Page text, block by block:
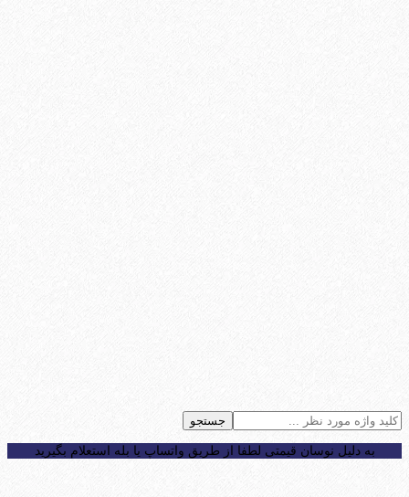
جستجو
به دلیل نوسان قیمتی لطفا از طریق واتساپ یا بله استعلام بگیرید